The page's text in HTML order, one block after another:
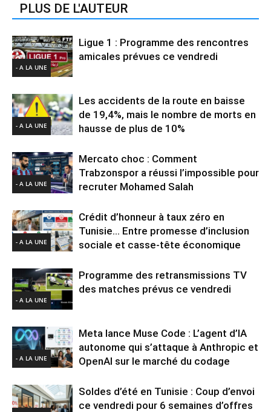
PLUS DE L'AUTEUR
- A LA UNE
Ligue 1 : Programme des rencontres
amicales prévues ce vendredi
- A LA UNE
Les accidents de la route en baisse
de 19,4%, mais le nombre de morts en
hausse de plus de 10%
- A LA UNE
Mercato choc : Comment
Trabzonspor a réussi l’impossible pour
recruter Mohamed Salah
- A LA UNE
Crédit d’honneur à taux zéro en
Tunisie… Entre promesse d’inclusion
sociale et casse-tête économique
- A LA UNE
Programme des retransmissions TV
des matches prévus ce vendredi
- A LA UNE
Meta lance Muse Code : L’agent d’IA
autonome qui s’attaque à Anthropic et
OpenAI sur le marché du codage
Soldes d’été en Tunisie : Coup d’envoi
ce vendredi pour 6 semaines d’offres